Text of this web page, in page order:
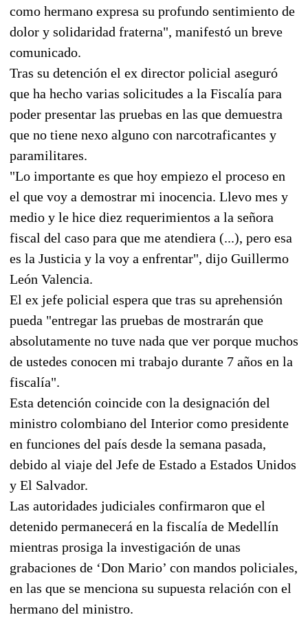
como hermano expresa su profundo sentimiento de
dolor y solidaridad fraterna", manifestó un breve
comunicado.
Tras su detención el ex director policial aseguró
que ha hecho varias solicitudes a la Fiscalía para
poder presentar las pruebas en las que demuestra
que no tiene nexo alguno con narcotraficantes y
paramilitares.
"Lo importante es que hoy empiezo el proceso en
el que voy a demostrar mi inocencia. Llevo mes y
medio y le hice diez requerimientos a la señora
fiscal del caso para que me atendiera (...), pero esa
es la Justicia y la voy a enfrentar", dijo Guillermo
León Valencia.
El ex jefe policial espera que tras su aprehensión
pueda "entregar las pruebas de mostrarán que
absolutamente no tuve nada que ver porque muchos
de ustedes conocen mi trabajo durante 7 años en la
fiscalía".
Esta detención coincide con la designación del
ministro colombiano del Interior como presidente
en funciones del país desde la semana pasada,
debido al viaje del Jefe de Estado a Estados Unidos
y El Salvador.
Las autoridades judiciales confirmaron que el
detenido permanecerá en la fiscalía de Medellín
mientras prosiga la investigación de unas
grabaciones de ‘Don Mario’ con mandos policiales,
en las que se menciona su supuesta relación con el
hermano del ministro.